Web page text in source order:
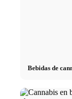
Bebidas de